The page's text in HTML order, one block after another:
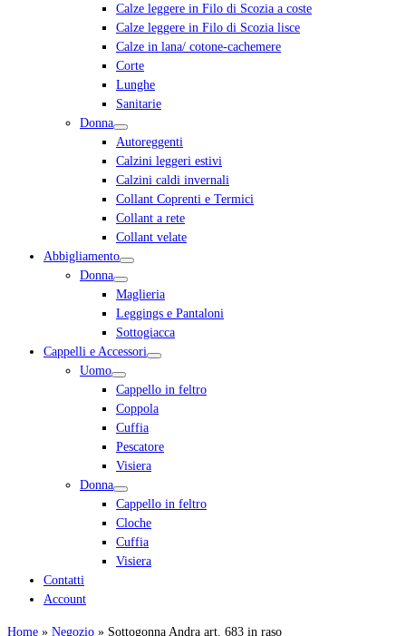
Calze leggere in Filo di Scozia a coste
Calze leggere in Filo di Scozia lisce
Calze in lana/ cotone-cachemere
Corte
Lunghe
Sanitarie
Donna
Autoreggenti
Calzini leggeri estivi
Calzini caldi invernali
Collant Coprenti e Termici
Collant a rete
Collant velate
Abbigliamento
Donna
Maglieria
Leggings e Pantaloni
Sottogiacca
Cappelli e Accessori
Uomo
Cappello in feltro
Coppola
Cuffia
Pescatore
Visiera
Donna
Cappello in feltro
Cloche
Cuffia
Visiera
Contatti
Account
Home » Negozio » Sottogonna Andra art. 683 in raso